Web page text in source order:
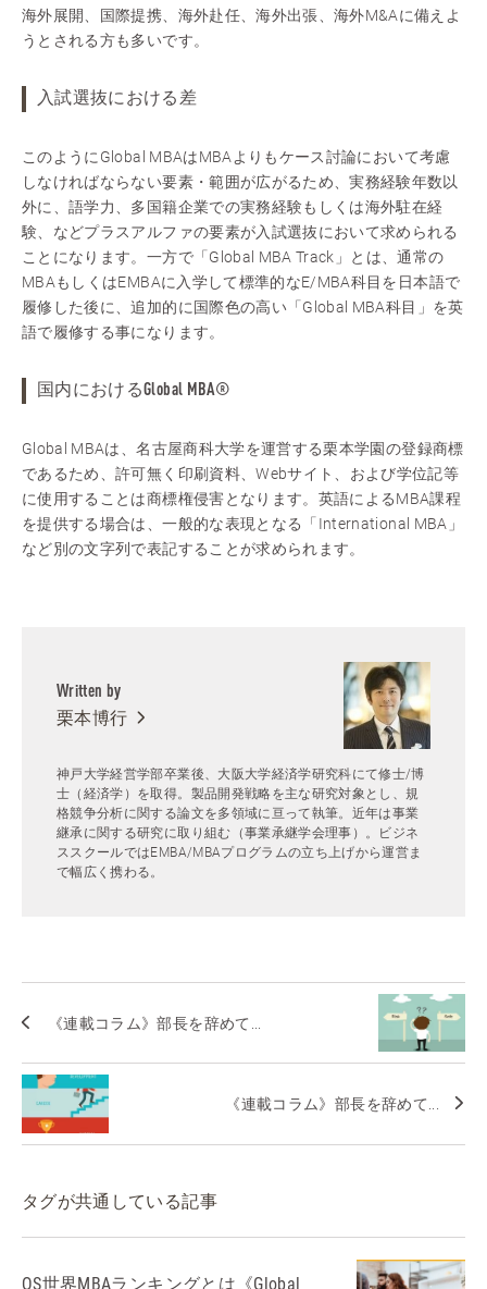
海外展開、国際提携、海外赴任、海外出張、海外M&Aに備えよ
うとされる方も多いです。
入試選抜における差
このようにGlobal MBAはMBAよりもケース討論において考慮
しなければならない要素・範囲が広がるため、実務経験年数以
外に、語学力、多国籍企業での実務経験もしくは海外駐在経
験、などプラスアルファの要素が入試選抜において求められる
ことになります。一方で「Global MBA Track」とは、通常の
MBAもしくはEMBAに入学して標準的なE/MBA科目を日本語で
履修した後に、追加的に国際色の高い「Global MBA科目」を英
語で履修する事になります。
国内におけるGlobal MBA®
Global MBAは、名古屋商科大学を運営する栗本学園の登録商標
であるため、許可無く印刷資料、Webサイト、および学位記等
に使用することは商標権侵害となります。英語によるMBA課程
を提供する場合は、一般的な表現となる「International MBA」
など別の文字列で表記することが求められます。
Written by
栗本博行
神戸大学経営学部卒業後、大阪大学経済学研究科にて修士/博
士（経済学）を取得。製品開発戦略を主な研究対象とし、規
格競争分析に関する論文を多領域に亘って執筆。近年は事業
継承に関する研究に取り組む（事業承継学会理事）。ビジネ
ススクールではEMBA/MBAプログラムの立ち上げから運営ま
で幅広く携わる。
《連載コラム》部長を辞めて...
《連載コラム》部長を辞めて...
タグが共通している記事
QS世界MBAランキングとは《Global